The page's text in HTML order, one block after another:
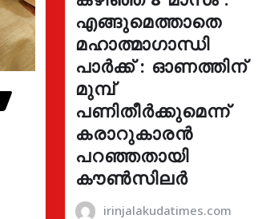
എങ്ങുമെത്താതെ
മഹാത്മാഗാന്ധി
പാർക്ക് : ഓണത്തിന്
മുമ്പ്
പണിതീർക്കുമെന്ന്
കരാറുകാരൻ
പറഞ്ഞതായി
കൗൺസിലർ
irinjalakudatimes.com